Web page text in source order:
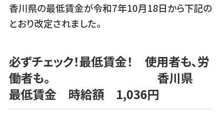
香川県の最低賃金が令和7年10月18日から下記の
とおり改定されました。
必ずチェック！最低賃金！ 使用者も、労
働者も。 香川県
最低賃金 時給額 1,036円